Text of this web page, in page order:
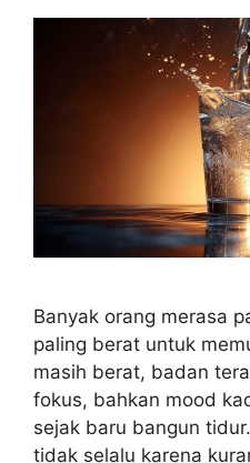
Banyak orang merasa
paling berat untuk
masih berat, badan
fokus, bahkan mood
sejak baru bangun
tidak selalu karena